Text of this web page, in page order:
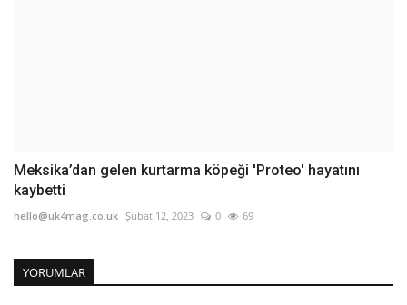
Meksika’dan gelen kurtarma köpeği 'Proteo' hayatını
kaybetti
hello@uk4mag.co.uk Şubat 12, 2023 0 69
YORUMLAR